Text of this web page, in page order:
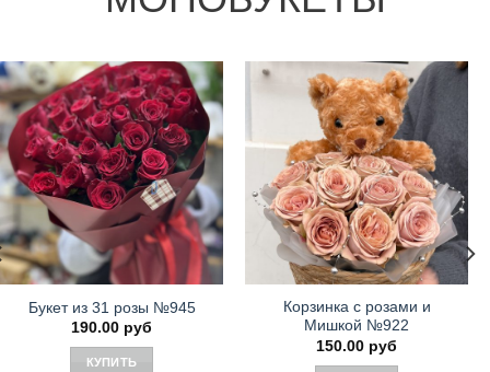
Букет из 31 розы №945
190.00 руб
КУПИТЬ
Корзинка с розами и
Мишкой №922
150.00 руб